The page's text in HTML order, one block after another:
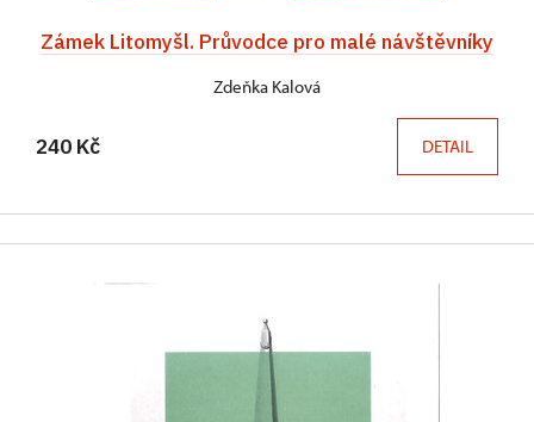
Zámek Litomyšl. Průvodce pro malé návštěvníky
Zdeňka Kalová
240 Kč DETAIL